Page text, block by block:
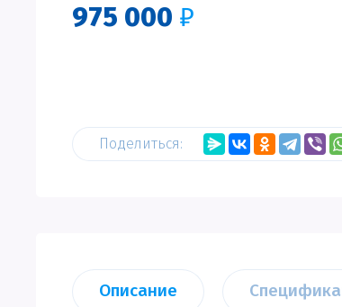
975 000 ₽
Поделиться:
Описание